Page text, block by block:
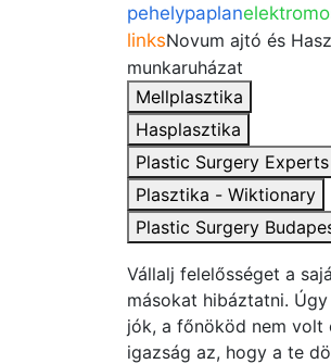
pehelypaplan
linksNovum ajtó és
munkaruházat
Mellplasztika
Hasplasztika
Plastic Surgery Experts
Plasztika - Wiktionary
Plastic Surgery
Vállalj felelősséget a
másokat hibáztatni.
jók, a főnököd nem volt
igazság az, hogy a te